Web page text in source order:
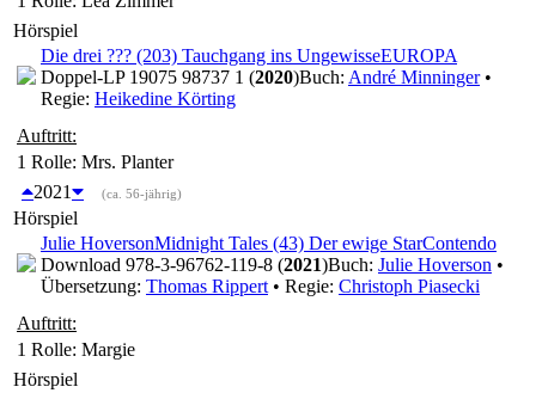
Hörspiel
Die drei ??? (203) Tauchgang ins UngewisseEUROPA
Doppel-LP 19075 98737 1 (2020)Buch: André Minninger•
Regie: Heikedine Körting
Auftritt:
1 Rolle: Mrs. Planter
2021
(ca. 56-jährig)
Hörspiel
Julie HoversonMidnight Tales (43) Der ewige StarContendo
Download 978-3-96762-119-8 (2021)Buch: Julie Hoverson •
Übersetzung: Thomas Rippert • Regie: Christoph Piasecki
Auftritt:
1 Rolle: Margie
Hörspiel